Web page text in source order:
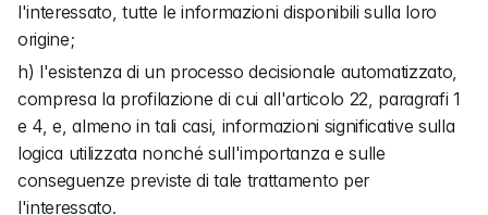
l'interessato, tutte le informazioni disponibili sulla loro
origine;
h) l'esistenza di un processo decisionale automatizzato,
compresa la profilazione di cui all'articolo 22, paragrafi 1
e 4, e, almeno in tali casi, informazioni significative sulla
logica utilizzata nonché sull'importanza e sulle
conseguenze previste di tale trattamento per
l'interessato.